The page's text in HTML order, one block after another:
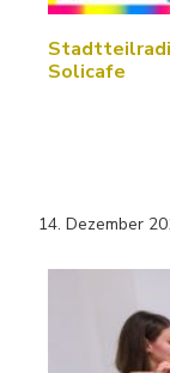
Solicafe
14. Dezember